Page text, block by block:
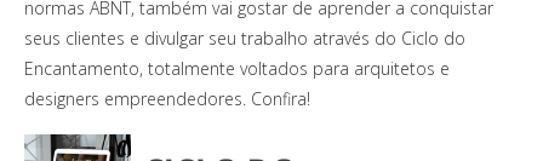
normas ABNT, também vai gostar de aprender a conquistar
seus clientes e divulgar seu trabalho através do Ciclo do
Encantamento, totalmente voltados para arquitetos e
designers empreendedores. Confira!